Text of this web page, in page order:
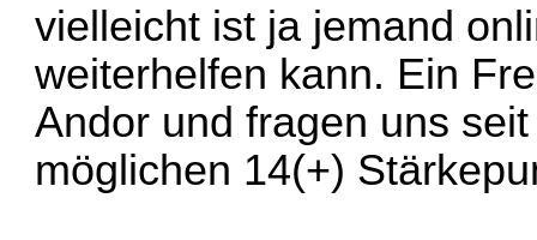
vielleicht ist ja jemand
weiterhelfen kann. Ein
Andor und fragen uns
möglichen 14(+)